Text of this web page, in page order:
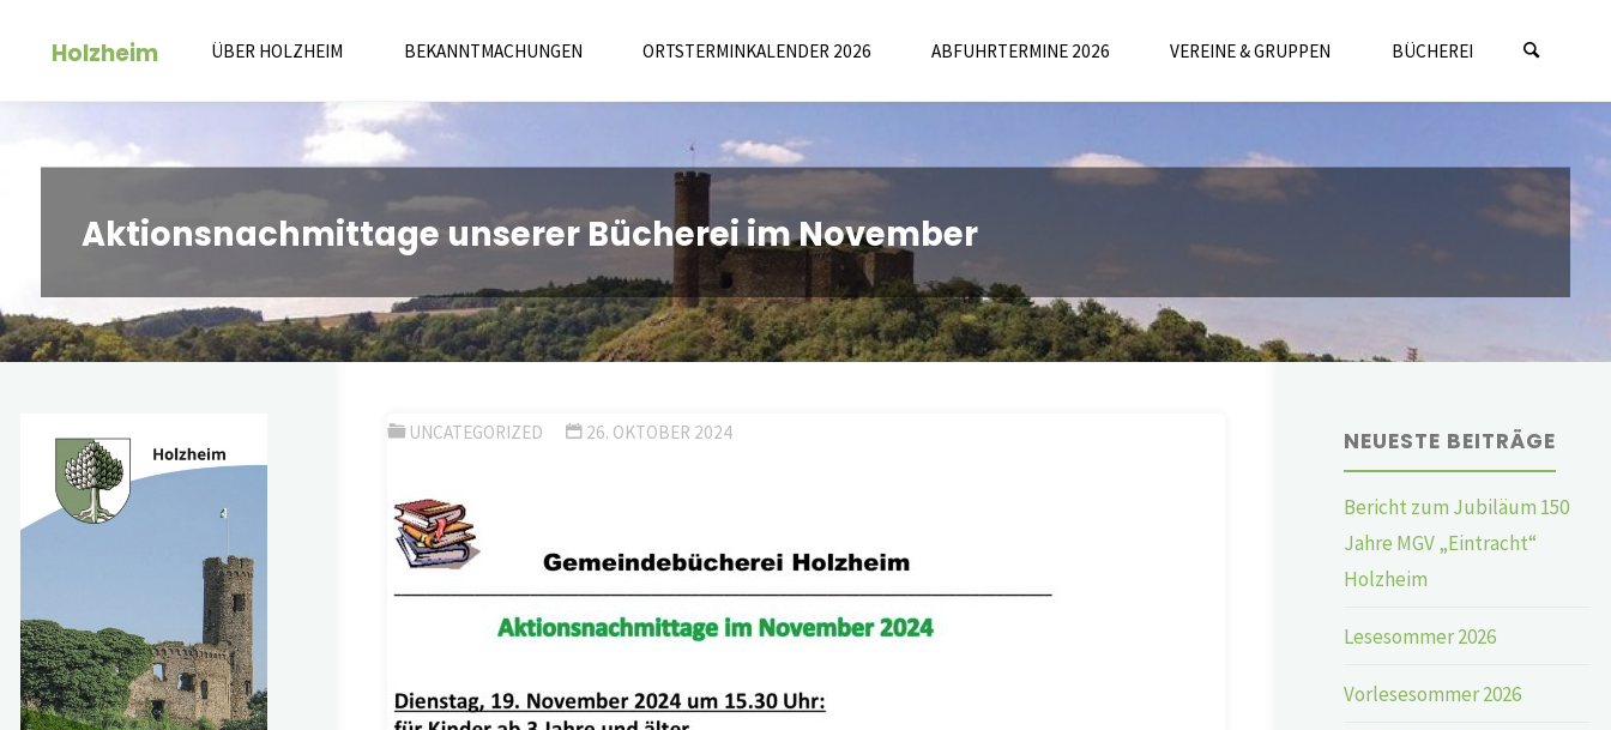
Holzheim ÜBER HOLZHEIM BEKANNTMACHUNGEN ORTSTERMINKALENDER 2026 ABFUHRTERMINE 2026 VEREINE & GRUPPEN BÜCHEREI
Aktionsnachmittage unserer Bücherei im November
UNCATEGORIZED 26. OKTOBER 2024 NEUESTE BEITRÄGE
Bericht zum Jubiläum 150
Jahre MGV „Eintracht“
Holzheim
Lesesommer 2026
Vorlesesommer 2026